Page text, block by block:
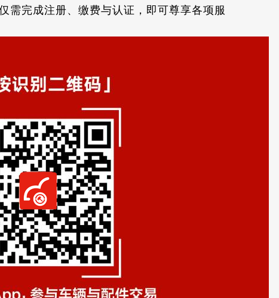
需完成注册、缴费与认证，即可尊享各项服